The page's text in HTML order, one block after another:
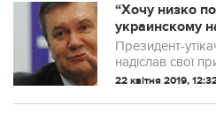
“Хочу низко
украинскому
привітав
на виборах.
Президент-
надіслав свої
Зеленському з
прес-секретар
22 квітня 2019,